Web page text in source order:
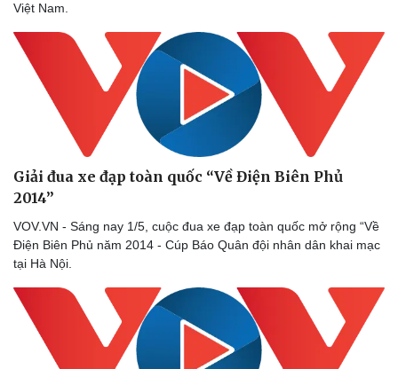
Việt Nam.
Giải đua xe đạp toàn quốc “Về Điện Biên Phủ
2014”
VOV.VN - Sáng nay 1/5, cuộc đua xe đạp toàn quốc mở rộng “Về
Điện Biên Phủ năm 2014 - Cúp Báo Quân đội nhân dân khai mạc
tại Hà Nội.